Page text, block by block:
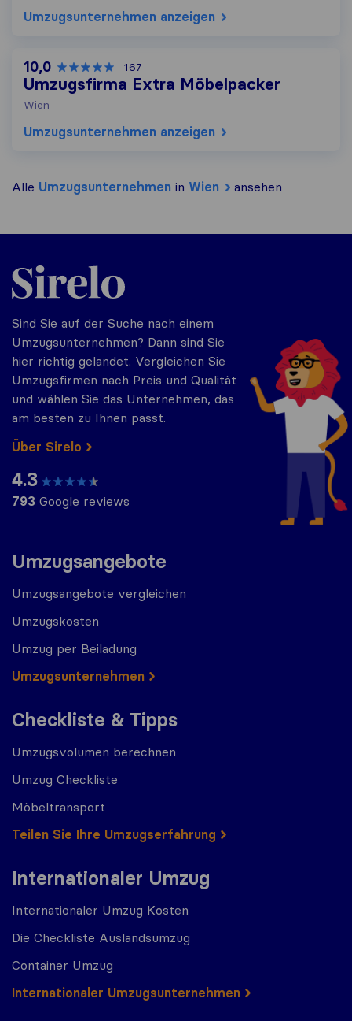
Umzugs​unternehmen anzeigen
10,0 167
Umzugsfirma Extra Möbelpacker
Wien
Umzugs​unternehmen anzeigen
Alle Umzugs​unternehmen in Wien ansehen
Umzugsangebote
Umzugsangebote vergleichen
Umzugskosten
Umzug per Beiladung
Umzugs​​unternehmen
Checkliste & Tipps
Umzugsvolumen berechnen
Umzug Checkliste
Möbeltransport
Teilen Sie Ihre Umzugserfahrung
Internationaler Umzug
Internationaler Umzug Kosten
Die Checkliste Auslandsumzug
Container Umzug
Internationaler Umzugsunternehmen
Sirelo.at
Sind Sie auf der Suche nach einem
Umzugsunternehmen? Dann sind Sie
hier richtig gelandet. Vergleichen Sie
Umzugsfirmen nach Preis und Qualität
und wählen Sie das Unternehmen, das
am besten zu Ihnen passt.
Über Sirelo
4.3
793 Google reviews